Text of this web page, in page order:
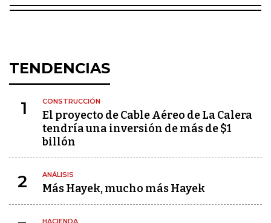
TENDENCIAS
1 CONSTRUCCIÓN
El proyecto de Cable Aéreo de La Calera
tendría una inversión de más de $1
billón
2 ANÁLISIS
Más Hayek, mucho más Hayek
HACIENDA